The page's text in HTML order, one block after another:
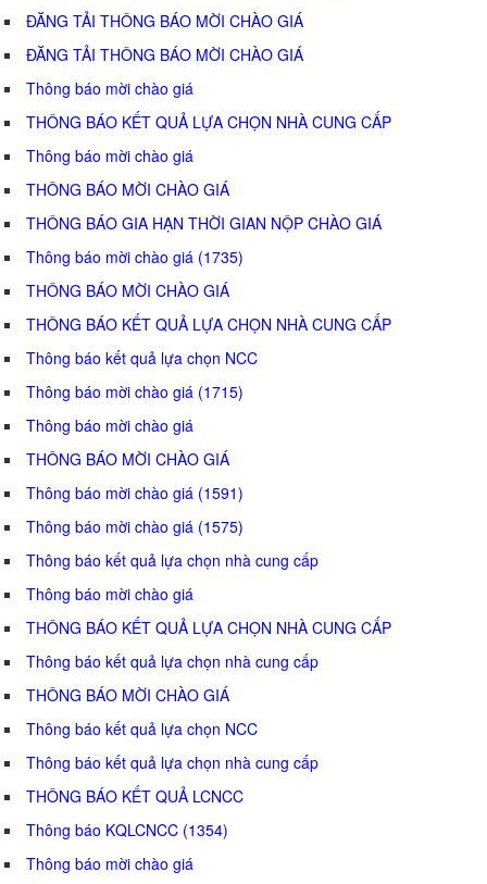
ĐĂNG TẢI THÔNG BÁO MỜI CHÀO GIÁ
ĐĂNG TẢI THÔNG BÁO MỜI CHÀO GIÁ
Thông báo mời chào giá
THÔNG BÁO KẾT QUẢ LỰA CHỌN NHÀ CUNG CẤP
Thông báo mời chào giá
THÔNG BÁO MỜI CHÀO GIÁ
THÔNG BÁO GIA HẠN THỜI GIAN NỘP CHÀO GIÁ
Thông báo mời chào giá (1735)
THÔNG BÁO MỜI CHÀO GIÁ
THÔNG BÁO KẾT QUẢ LỰA CHỌN NHÀ CUNG CẤP
Thông báo kết quả lựa chọn NCC
Thông báo mời chào giá (1715)
Thông báo mời chào giá
THÔNG BÁO MỜI CHÀO GIÁ
Thông báo mời chào giá (1591)
Thông báo mời chào giá (1575)
Thông báo kết quả lựa chọn nhà cung cấp
Thông báo mời chào giá
THÔNG BÁO KẾT QUẢ LỰA CHỌN NHÀ CUNG CẤP
Thông báo kết quả lựa chọn nhà cung cấp
THÔNG BÁO MỜI CHÀO GIÁ
Thông báo kết quả lựa chọn NCC
Thông báo kết quả lựa chọn nhà cung cấp
THÔNG BÁO KẾT QUẢ LCNCC
Thông báo KQLCNCC (1354)
Thông báo mời chào giá